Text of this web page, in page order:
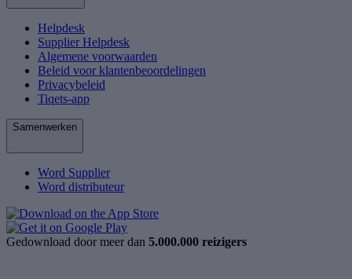
Helpdesk
Supplier Helpdesk
Algemene voorwaarden
Beleid voor klantenbeoordelingen
Privacybeleid
Tiqets-app
Samenwerken
Word Supplier
Word distributeur
Gedownload door meer dan 5.000.000 reizigers